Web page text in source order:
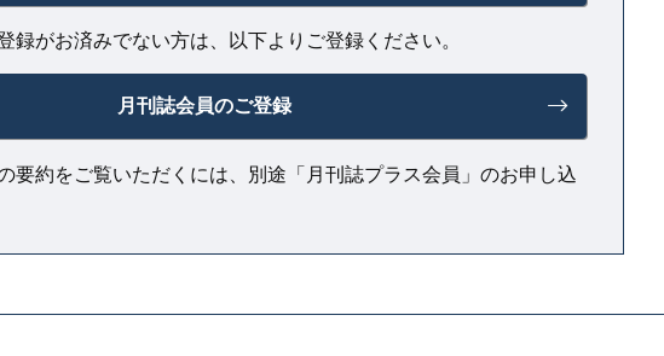
録がお済みでない方は、以下よりご登録ください。
月刊誌会員のご登録
要約をご覧いただくには、別途「月刊誌プラス会員」のお申し込